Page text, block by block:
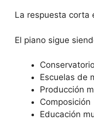
La respuesta corta
El piano sigue
Escuelas de
Producción
Composición
Educación